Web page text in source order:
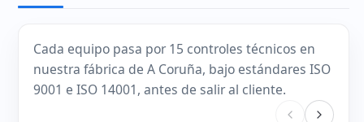
Cada equipo pasa por 15 controles técnicos en
nuestra fábrica de A Coruña, bajo estándares ISO
9001 e ISO 14001, antes de salir al cliente.